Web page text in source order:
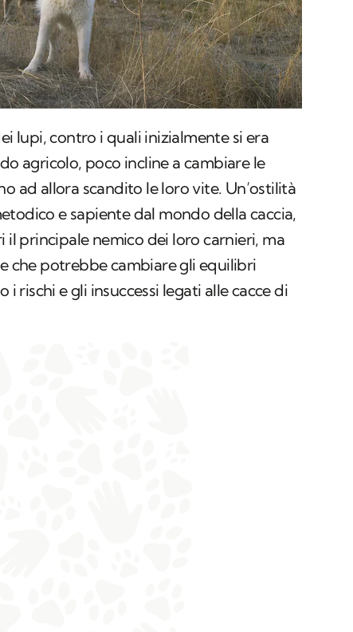
lupi, contro i quali inizialmente si era
agricolo, poco incline a cambiare le
ad allora scandito le loro vite. Un’ostilità
e sapiente dal mondo della caccia,
il principale nemico dei loro carnieri, ma
che potrebbe cambiare gli equilibri
rischi e gli insuccessi legati alle cacce di